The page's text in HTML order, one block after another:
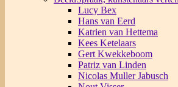
Lucy Bex
Hans van Eerd
Katrien van Hettema
Kees Ketelaars
Gert Kwekkeboom
Patriz van Linden
Nicolas Muller Jabusch